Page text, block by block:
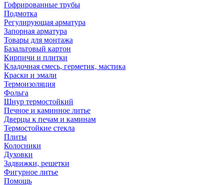
Гофрированные трубы
Подмотка
Регулирующая арматура
Запорная арматура
Товары для монтажа
Базальтовый картон
Кирпичи и плитки
Кладочная смесь, герметик, мастика
Краски и эмали
Термоизоляция
Фольга
Шнур термостойкий
Печное и каминное литье
Дверцы к печам и каминам
Термостойкие стекла
Плиты
Колосники
Духовки
Задвижки, решетки
Фигурное литье
Помощь